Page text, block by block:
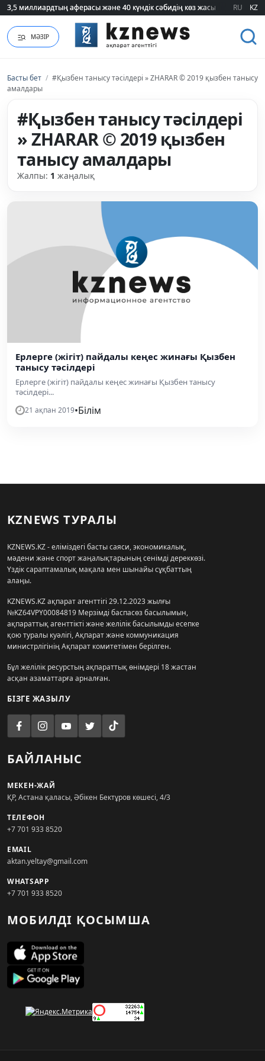
3,5 миллиардтың аферасы және 40 күндік сәбидің көз жасы:
3,5 миллиардтың аферасы және 40 күндік сәбидің көз жасы: RU KZ
МӘЗІР
Басты бет / #Қызбен танысу тәсілдері » ZHARAR © 2019 қызбен танысу
амалдары
#Қызбен танысу тәсілдері
» ZHARAR © 2019 қызбен
танысу амалдары
Жалпы: 1 жаңалық
Ерлерге (жігіт) пайдалы кеңес жинағы Қызбен
танысу тәсілдері
Ерлерге (жігіт) пайдалы кеңес жинағы Қызбен танысу
тәсілдері...
21 ақпан 2019•Білім
KZNEWS ТУРАЛЫ
KZNEWS.KZ - еліміздегі басты саяси, экономикалық,
мәдени және спорт жаңалықтарының сенімді дереккөзі.
Үздік сараптамалық мақала мен шынайы сұқбаттың
алаңы.
KZNEWS.KZ ақпарат агенттігі 29.12.2023 жылғы
№KZ64VPY00084819 Мерзімді баспасөз басылымын,
ақпараттық агенттікті және желілік басылымды есепке
қою туралы куәлігі, Ақпарат және коммуникация
министрлігінің Ақпарат комитетімен берілген.
Бұл желілік ресурстың ақпараттық өнімдері 18 жастан
асқан азаматтарға арналған.
БІЗГЕ ЖАЗЫЛУ
БАЙЛАНЫС
МЕКЕН-ЖАЙ
ҚР, Астана қаласы, Әбікен Бектұров көшесі, 4/3
ТЕЛЕФОН
+7 701 933 8520
EMAIL
aktan.yeltay@gmail.com
WHATSAPP
+7 701 933 8520
МОБИЛДІ ҚОСЫМША